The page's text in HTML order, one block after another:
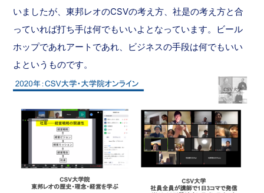
いましたが、東邦レオのCSVの考え方、社是の考え方と合
っていれば打ち手は何でもいいよとなっています。ビール
ホップであれアートであれ、ビジネスの手段は何でもいい
よというものです。